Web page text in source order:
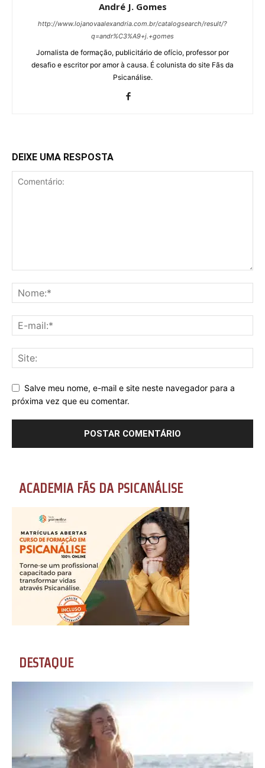
André J. Gomes
http://www.lojanovaalexandria.com.br/catalogsearch/result/?
q=andr%C3%A9+j.+gomes
Jornalista de formação, publicitário de ofício, professor por
desafio e escritor por amor à causa. É colunista do site Fãs da
Psicanálise.
DEIXE UMA RESPOSTA
Salve meu nome, e-mail e site neste navegador para a
próxima vez que eu comentar.
ACADEMIA FÃS DA PSICANÁLISE
DESTAQUE